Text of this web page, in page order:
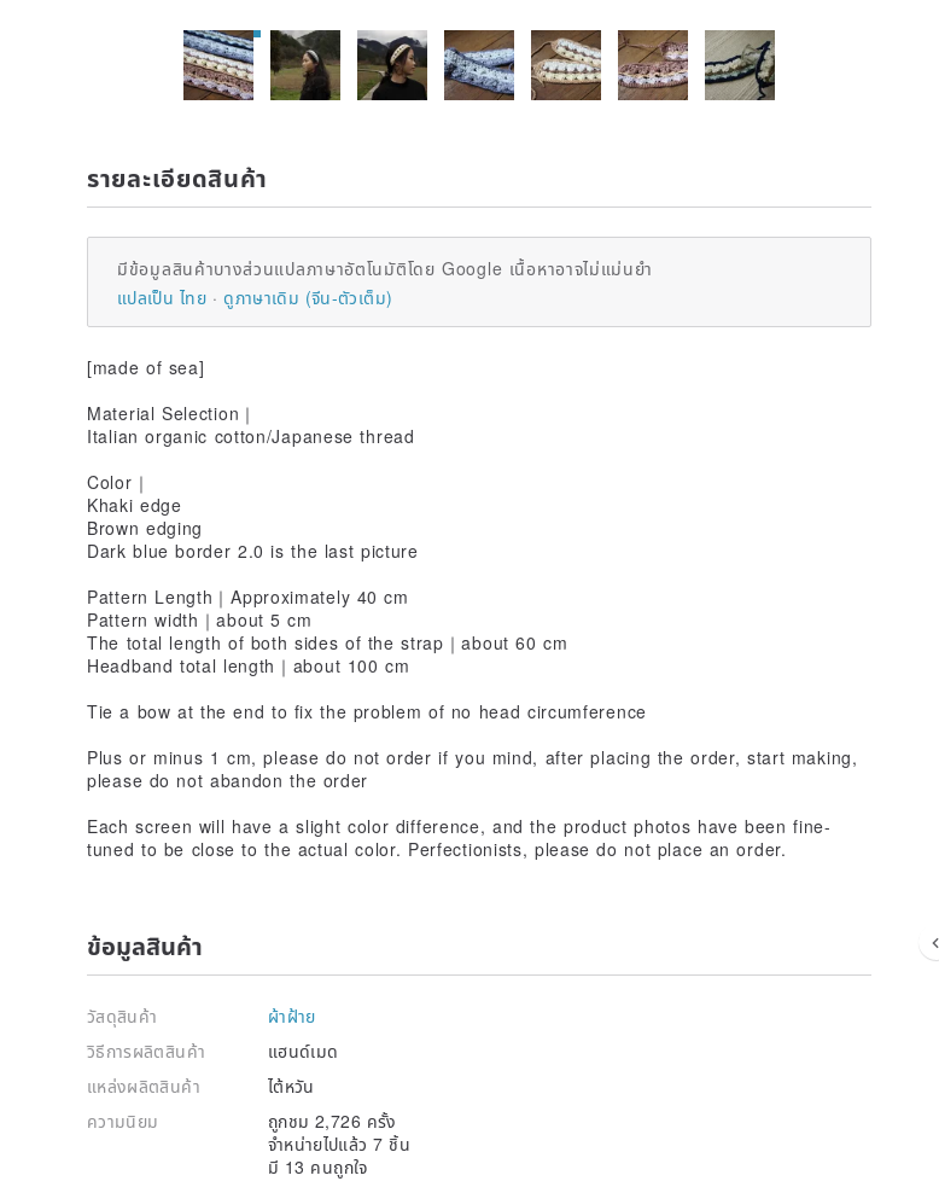
รายละเอียดสินค้า
มีข้อมูลสินค้าบางส่วนแปลภาษาอัตโนมัติโดย Google เนื้อหาอาจไม่แม่นยำ
แปลเป็น ไทย
ดูภาษาเดิม (จีน-ตัวเต็ม)
[made of sea]
Material Selection｜
Italian organic cotton/Japanese thread
Color｜
Khaki edge
Brown edging
Dark blue border 2.0 is the last picture
Pattern Length｜Approximately 40 cm
Pattern width｜about 5 cm
The total length of both sides of the strap｜about 60 cm
Headband total length｜about 100 cm
Tie a bow at the end to fix the problem of no head circumference
Plus or minus 1 cm, please do not order if you mind, after placing the order, start making,
please do not abandon the order
Each screen will have a slight color difference, and the product photos have been fine-
tuned to be close to the actual color. Perfectionists, please do not place an order.
ข้อมูลสินค้า
วัสดุสินค้า
ผ้าฝ้าย
วิธีการผลิตสินค้า
แฮนด์เมด
แหล่งผลิตสินค้า
ไต้หวัน
ความนิยม
ถูกชม 2,726 ครั้ง
จำหน่ายไปแล้ว 7 ชิ้น
มี 13 คนถูกใจ